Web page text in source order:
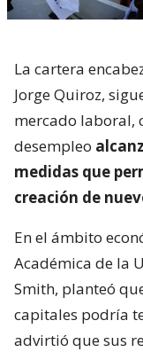
La cartera
Jorge Quiroz,
mercado laboral,
desempleo
medidas que
creación de
En el ámbito
Académica de la
Smith, planteó
capitales podría
advirtió que sus